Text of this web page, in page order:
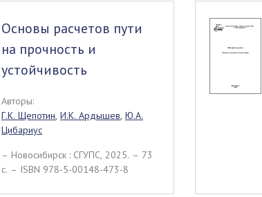
Основы расчетов пути
на прочность и
устойчивость
Авторы:
Г.К. Щепотин, И.К. Ардышев, Ю.А.
Цибариус
– Новосибирск : СГУПС, 2025. – 73
c. – ISBN 978-5-00148-473-8